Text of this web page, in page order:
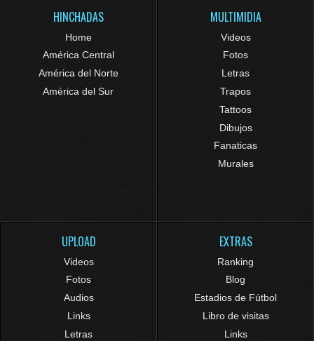
HINCHADAS
Home
América Central
América del Norte
América del Sur
MULTIMIDIA
Videos
Fotos
Letras
Trapos
Tattoos
Dibujos
Fanaticas
Murales
UPLOAD
Videos
Fotos
Audios
Links
Letras
EXTRAS
Ranking
Blog
Estadios de Fútbol
Libro de visitas
Links